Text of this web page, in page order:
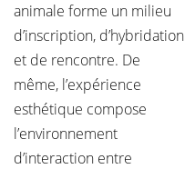
animale forme un milieu
d’inscription, d’hybridation
et de rencontre. De
même, l’expérience
esthétique compose
l’environnement
d’interaction entre